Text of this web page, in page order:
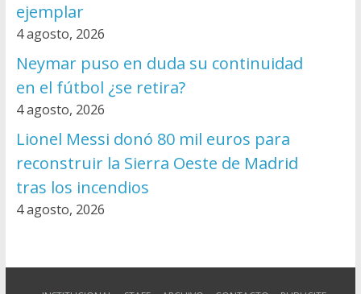
ejemplar
4 agosto, 2026
Neymar puso en duda su continuidad
en el fútbol ¿se retira?
4 agosto, 2026
Lionel Messi donó 80 mil euros para
reconstruir la Sierra Oeste de Madrid
tras los incendios
4 agosto, 2026